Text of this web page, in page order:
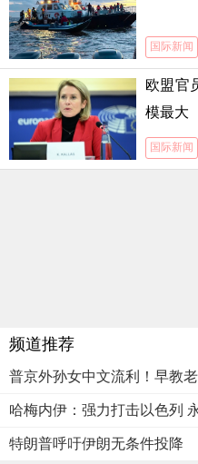
国际新闻
欧盟官
模最大
国际新闻
频道推荐
普京外孙女中文流利！早教
哈梅内伊：强力打击以色列
特朗普呼吁伊朗无条件投降